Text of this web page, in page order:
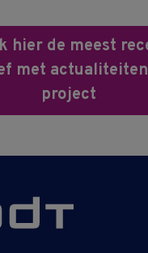
hier de meest
met
project